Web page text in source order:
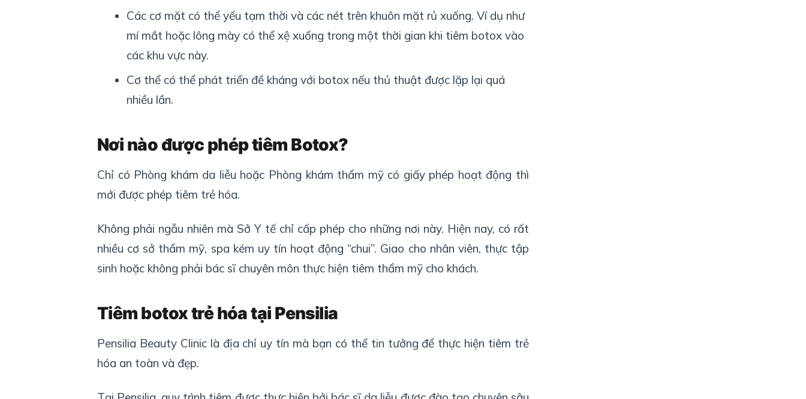
Các cơ mặt có thể yếu tạm thời và các nét trên khuôn mặt rủ xuống. Ví dụ như
mí mắt hoặc lông mày có thể xệ xuống trong một thời gian khi tiêm botox vào
các khu vực này.
Cơ thể có thể phát triển đề kháng với botox nếu thủ thuật được lặp lại quá
nhiều lần.
Nơi nào được phép tiêm Botox?
Chỉ có Phòng khám da liễu hoặc Phòng khám thẩm mỹ có giấy phép hoạt động thì
mới được phép tiêm trẻ hóa.
Không phải ngẫu nhiên mà Sở Y tế chỉ cấp phép cho những nơi này. Hiện nay, có rất
nhiều cơ sở thẩm mỹ, spa kém uy tín hoạt động “chui”. Giao cho nhân viên, thực tập
sinh hoặc không phải bác sĩ chuyên môn thực hiện tiêm thẩm mỹ cho khách.
Tiêm botox trẻ hóa tại Pensilia
Pensilia Beauty Clinic là địa chỉ uy tín mà bạn có thể tin tưởng để thực hiện tiêm trẻ
hóa an toàn và đẹp.